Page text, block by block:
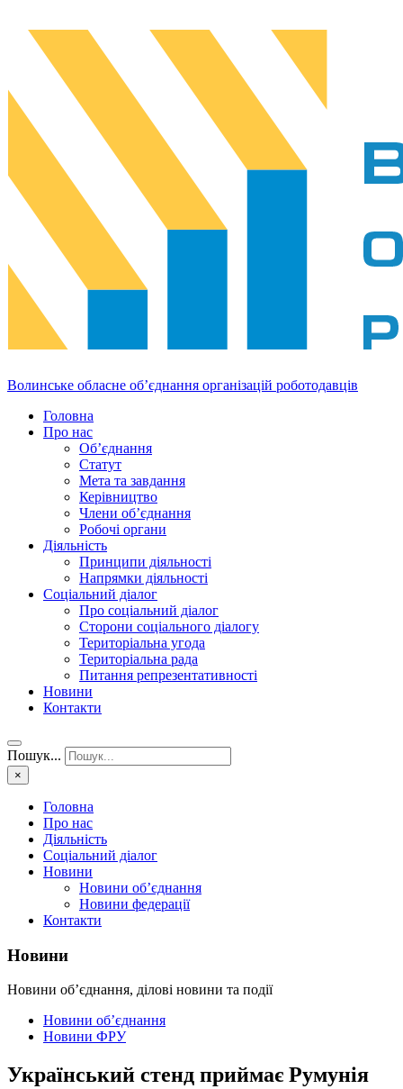
Волинське обласне об’єднання організацій роботодавців
Головна
Про нас
Об’єднання
Статут
Мета та завдання
Керівництво
Члени об’єднання
Робочі органи
Діяльність
Принципи діяльності
Напрямки діяльності
Соціальний діалог
Про соціальний діалог
Сторони соціального діалогу
Територіальна угода
Територіальна рада
Питання репрезентативності
Новини
Контакти
Пошук...
×
Головна
Про нас
Діяльність
Соціальний діалог
Новини
Новини об’єднання
Новини федерації
Контакти
Новини
Новини об’єднання, ділові новини та події
Новини об’єднання
Новини ФРУ
Український стенд приймає Румунія